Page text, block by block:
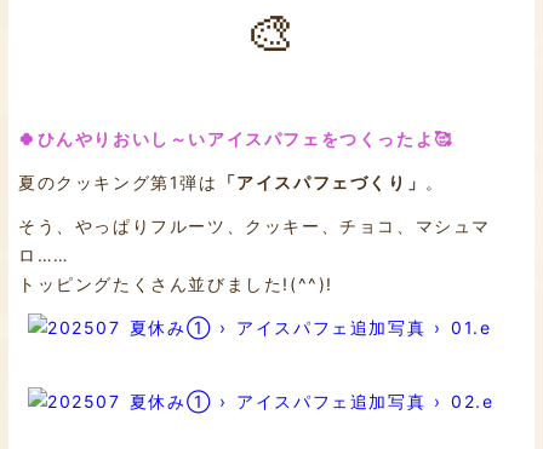
🎨
🍀ひんやりおいし～いアイスパフェをつくったよ🥰
夏のクッキング第1弾は 「アイスパフェづくり」 。
そう、やっぱりフルーツ、クッキー、チョコ、マシュマ
ロ……
トッピングたくさん並びました!(^^)!